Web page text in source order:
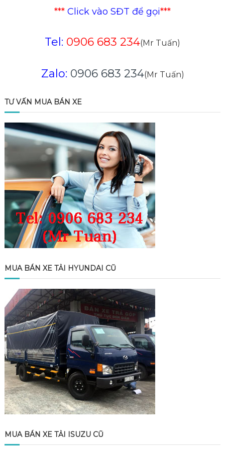
*** Click vào SĐT để gọi***
Tel: 0906 683 234(Mr Tuấn)
Zalo: 0906 683 234(Mr Tuấn)
TƯ VẤN MUA BÁN XE
MUA BÁN XE TẢI HYUNDAI CŨ
MUA BÁN XE TẢI ISUZU CŨ